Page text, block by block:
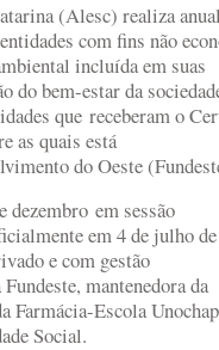
(Alesc) realiza
com fins não
incluída em suas
do bem-estar da
que receberam o
as quais está
do Oeste
em sessão
em 4 de julho
e com gestão
mantenedora da
Farmácia-Escola
Social.